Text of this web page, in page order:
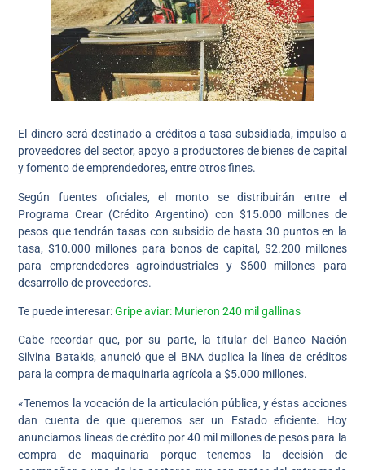
El dinero será destinado a créditos a tasa subsidiada, impulso a
proveedores del sector, apoyo a productores de bienes de capital
y fomento de emprendedores, entre otros fines.
Según fuentes oficiales, el monto se distribuirán entre el
Programa Crear (Crédito Argentino) con $15.000 millones de
pesos que tendrán tasas con subsidio de hasta 30 puntos en la
tasa, $10.000 millones para bonos de capital, $2.200 millones
para emprendedores agroindustriales y $600 millones para
desarrollo de proveedores.
Te puede interesar:Gripe aviar: Murieron 240 mil gallinas
Cabe recordar que, por su parte, la titular del Banco Nación
Silvina Batakis, anunció que el BNA duplica la línea de créditos
para la compra de maquinaria agrícola a $5.000 millones.
«Tenemos la vocación de la articulación pública, y éstas acciones
dan cuenta de que queremos ser un Estado eficiente. Hoy
anunciamos líneas de crédito por 40 mil millones de pesos para la
compra de maquinaria porque tenemos la decisión de